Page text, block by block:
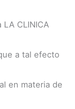
CLINICA
a tal efecto
en materia de